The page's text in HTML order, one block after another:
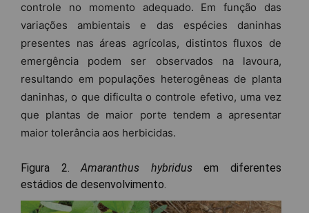
controle no momento adequado. Em função das
variações ambientais e das espécies daninhas
presentes nas áreas agrícolas, distintos fluxos de
emergência podem ser observados na lavoura,
resultando em populações heterogêneas de planta
daninhas, o que dificulta o controle efetivo, uma vez
que plantas de maior porte tendem a apresentar
maior tolerância aos herbicidas.
Figura 2.Amaranthus hybridusem diferentes
estádios de desenvolvimento.